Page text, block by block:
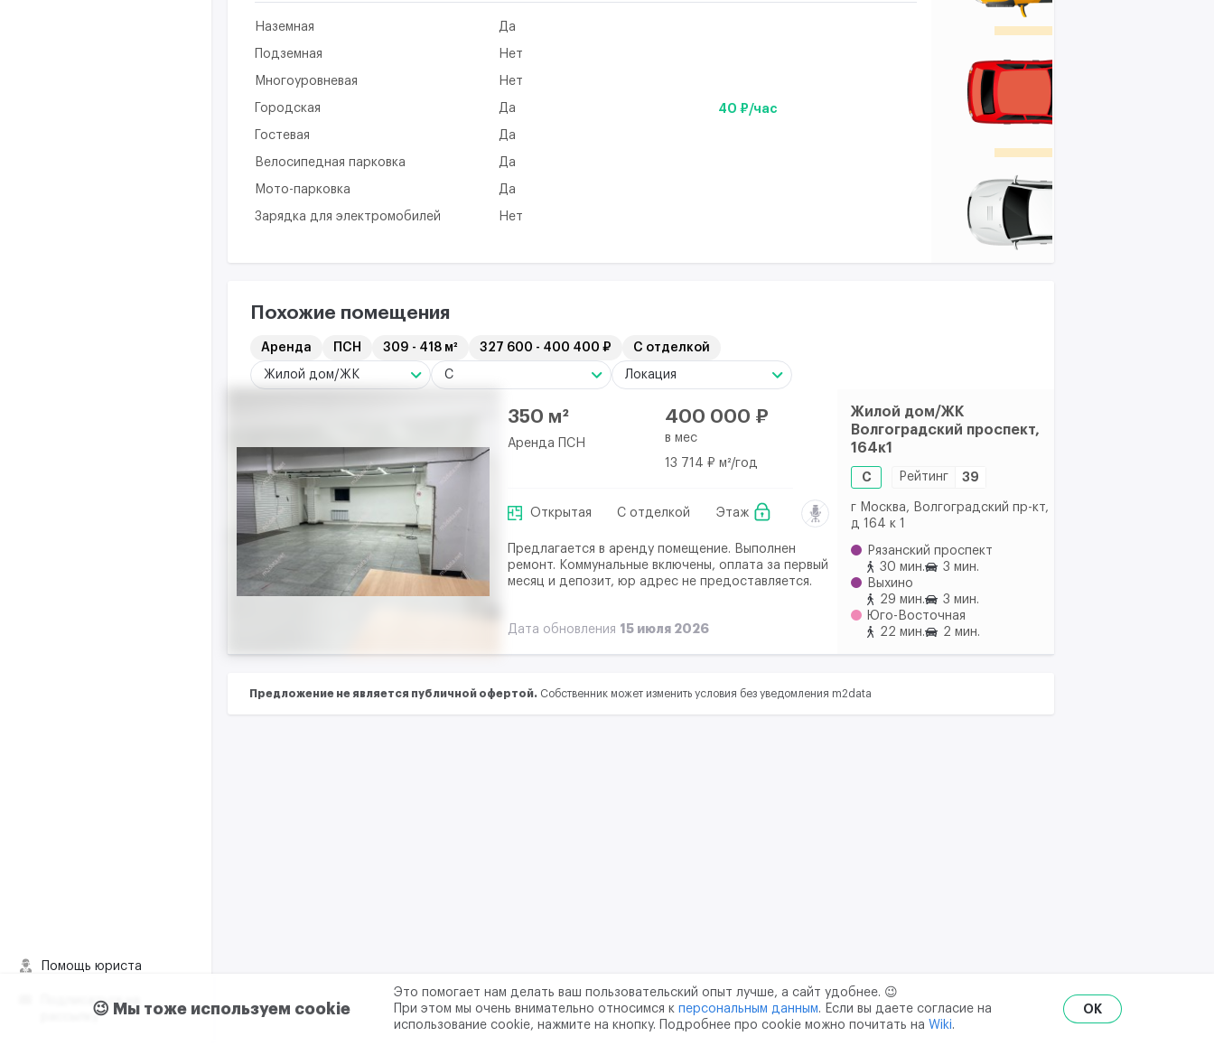
Помощь юриста
Подписаться на
рассылку
Наземная Да
Подземная Нет
Многоуровневая Нет
Городская Да 40 ₽/час
Гостевая Да
Велосипедная парковка Да
Мото-парковка Да
Зарядка для электромобилей Нет
Похожие помещения
Аренда ПСН 309 - 418 м² 327 600 - 400 400 ₽ С отделкой
Жилой дом/ЖК C Локация
350 м²
Аренда ПСН
400 000 ₽
в мес
13 714 ₽ м²/год
Открытая С отделкой Этаж
Предлагается в аренду помещение. Выполнен
ремонт. Коммунальные включены, оплата за первый
месяц и депозит, юр адрес не предоставляется.
Дата обновления 15 июля 2026
Жилой дом/ЖК
Волгоградский проспект,
164к1
C Рейтинг 39
г Москва, Волгоградский пр-кт,
д 164 к 1
Рязанский проспект
30 мин.
3 мин.
Выхино
29 мин.
3 мин.
Юго-Восточная
22 мин.
2 мин.
Предложение не является публичной офертой. Собственник может изменить условия без уведомления m2data
😉 Мы тоже используем cookie
Это помогает нам делать ваш пользовательский опыт лучше, а сайт удобнее. 😉
При этом мы очень внимательно относимся к персональным данным. Если вы даете согласие на
использование cookie, нажмите на кнопку. Подробнее про cookie можно почитать на Wiki.
OK